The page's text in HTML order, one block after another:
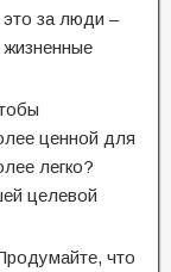
за люди –
жизненные
ценной для
легко?
целевой
что